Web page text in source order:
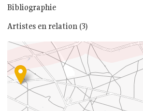
Bibliographie
Artistes en relation (3)